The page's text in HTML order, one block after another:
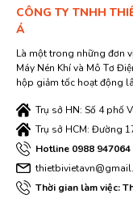
CÔNG TY TNHH
Á
Là một trong những đơn
Máy Nén Khí và Mô Tơ
hộp giảm tốc hoạt động
Trụ sở HN: Số 4 phố
Trụ sở HCM: Đường
Hotline 0988 947064
Thời gian làm việc: